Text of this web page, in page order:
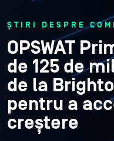
ȘTIRI DESPRE
OPSWAT
de 125 de
de la
pentru a
creștere